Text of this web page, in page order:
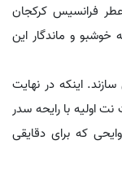
فرانسیس کرکجان
و ماندگار این
اینکه در نهایت
اولیه با رایحه سدر
که برای دقایقی